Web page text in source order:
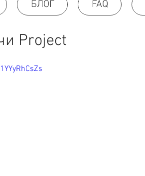
БЛОГ FAQ
Project